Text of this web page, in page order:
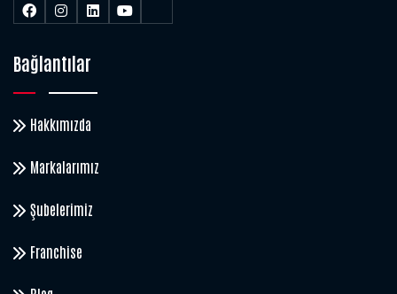
Bağlantılar
Hakkımızda
Markalarımız
Şubelerimiz
Franchise